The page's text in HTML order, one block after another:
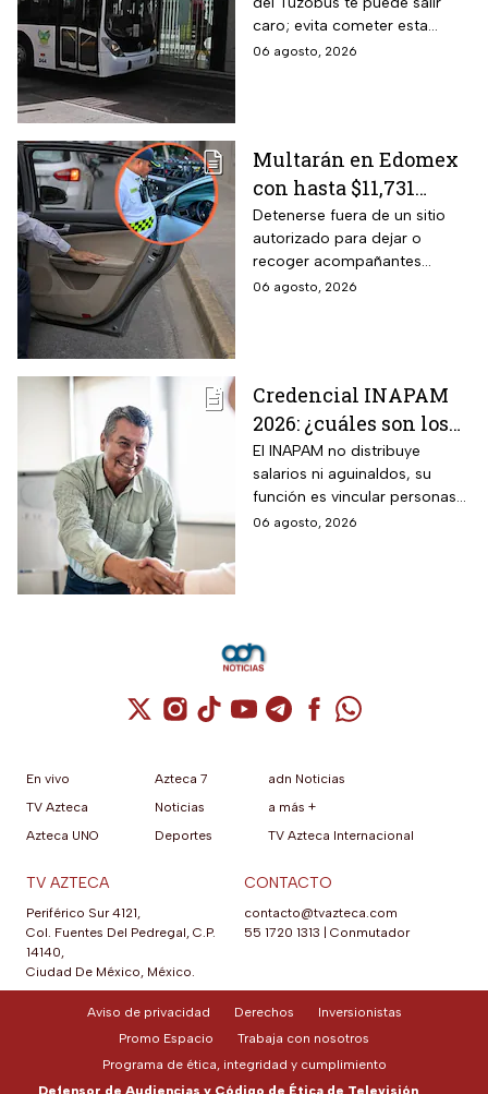
el carril confinado a
partir de esta fecha
caro; evita cometer esta
infracción a partir de agosto.
06 agosto, 2026
Multarán en Edomex
con hasta $11,731
pesos a todos los
conductores que
realicen esta práctica
tan común para subir
Detenerse fuera de un sitio
autorizado para dejar o
recoger acompañantes
puede salir carísimo en
del Reglamento de Tránsito
estatal mexiquense.
06 agosto, 2026
Credencial INAPAM
2026: ¿cuáles son los
requisitos para
tramitarla gratis y
cómo acceder a un
empleo de $9,582 al
El INAPAM no distribuye
salarios ni aguinaldos, su
función es vincular personas
con ofertas laborales, quienes
06 agosto, 2026
Cuenta de X / Twitter (se abre en una
Cuenta de Instagram (se abre en una
Cuenta de TikTok (se abre en
Cuenta de YouTube (se abre
Cuenta de Telegram (se
Cuenta de
Cuenta de
En vivo
TV Azteca
Azteca UNO
Azteca 7
Noticias
Deportes
adn Noticias
a más +
TV Azteca Internacional
TV AZTECA
Periférico Sur 4121,
Col. Fuentes Del Pedregal, C.P.
14140,
Ciudad De México, México.
CONTACTO
contacto@tvazteca.com
55 1720 1313
Conmutador
Aviso de privacidad Derechos
Inversionistas
Promo Espacio
Trabaja con nosotros
Programa de ética, integridad y cumplimiento
Defensor de Audiencias y Código de Ética de Televisión